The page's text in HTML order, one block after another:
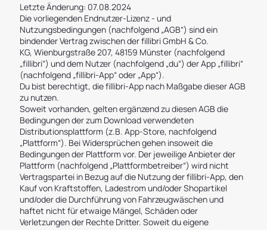
Letzte Änderung: 07.08.2024
Die vorliegenden Endnutzer-Lizenz - und
Nutzungsbedingungen (nachfolgend „AGB“) sind ein
bindender Vertrag zwischen der fillibri GmbH & Co.
KG, Wienburgstraße 207, 48159 Münster (nachfolgend
„fillibri“) und dem Nutzer (nachfolgend „du“) der App „fillibri“
(nachfolgend „fillibri-App“ oder „App“).
Du bist berechtigt, die fillibri-App nach Maßgabe dieser AGB
zu nutzen.
Soweit vorhanden, gelten ergänzend zu diesen AGB die
Bedingungen der zum Download verwendeten
Distributionsplattform (z.B. App-Store, nachfolgend
„Plattform“). Bei Widersprüchen gehen insoweit die
Bedingungen der Plattform vor. Der jeweilige Anbieter der
Plattform (nachfolgend „Plattformbetreiber“) wird nicht
Vertragspartei in Bezug auf die Nutzung der fillibri-App, den
Kauf von Kraftstoffen, Ladestrom und/oder Shopartikel
und/oder die Durchführung von Fahrzeugwäschen und
haftet nicht für etwaige Mängel, Schäden oder
Verletzungen der Rechte Dritter. Soweit du eigene